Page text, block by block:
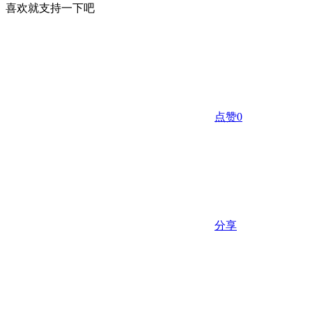
喜欢就支持一下吧
点赞0
分享